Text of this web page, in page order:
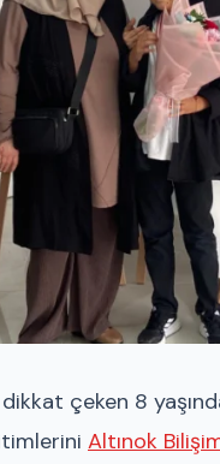
çeken 8
Altınok